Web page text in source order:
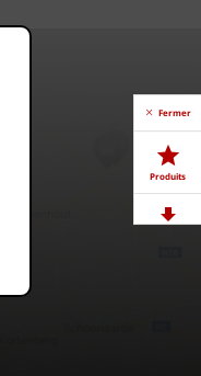
Fermer
Produits